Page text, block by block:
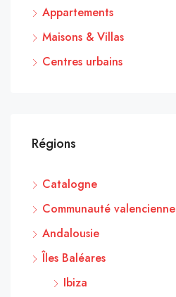
Appartements
Maisons & Villas
Centres urbains
Régions
Catalogne
Communauté valencienne
Andalousie
Îles Baléares
Ibiza